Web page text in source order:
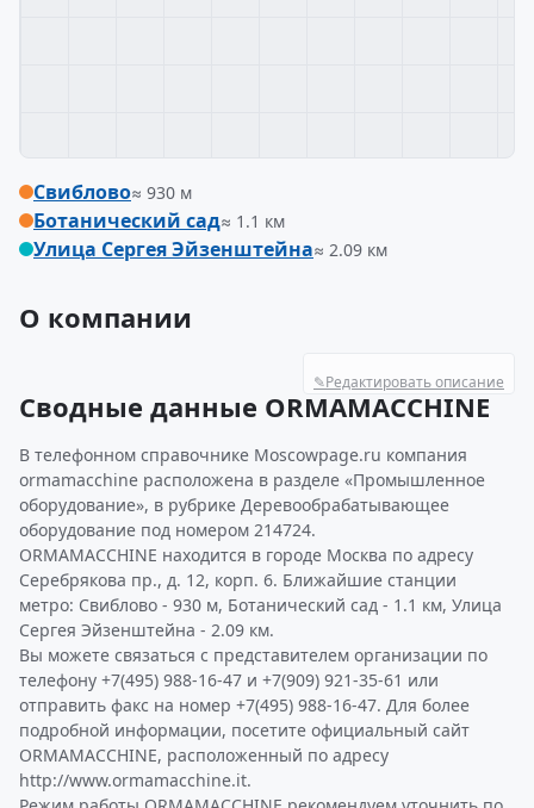
Свиблово≈ 930 м
Ботанический сад≈ 1.1 км
Улица Сергея Эйзенштейна≈ 2.09 км
О компании
✎Редактировать описание
Сводные данные ORMAMACCHINE
В телефонном справочнике Moscowpage.ru компания
ormamacchine расположена в разделе «Промышленное
оборудование», в рубрике Деревообрабатывающее
оборудование под номером 214724.
ORMAMACCHINE находится в городе Москва по адресу
Серебрякова пр., д. 12, корп. 6. Ближайшие станции
метро: Свиблово - 930 м, Ботанический сад - 1.1 км, Улица
Сергея Эйзенштейна - 2.09 км.
Вы можете связаться с представителем организации по
телефону +7(495) 988-16-47 и +7(909) 921-35-61 или
отправить факс на номер +7(495) 988-16-47. Для более
подробной информации, посетите официальный сайт
ORMAMACCHINE, расположенный по адресу
http://www.ormamacchine.it.